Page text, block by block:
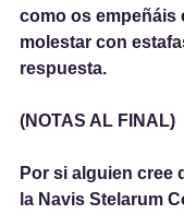
como os empeñáis
molestar con
respuesta.
(NOTAS AL FINAL)
Por si alguien cree
la Navis Stelarum